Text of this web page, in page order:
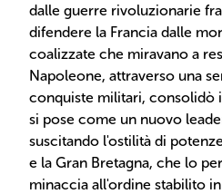
dalle guerre rivoluzionarie
difendere la Francia dalle
coalizzate che miravano a
Napoleone, attraverso una
conquiste militari, consolidò
si pose come un nuovo
suscitando l'ostilità di
e la Gran Bretagna, che lo
minaccia all'ordine stabilito